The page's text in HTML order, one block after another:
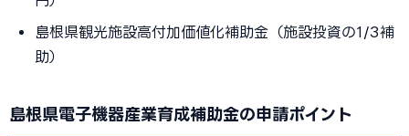
島根県観光施設高付加価値化補助金（施設投資の1/3補
助）
島根県電子機器産業育成補助金の申請ポイント